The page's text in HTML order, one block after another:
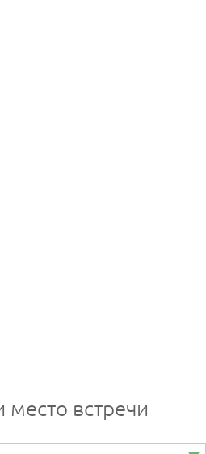
место встречи